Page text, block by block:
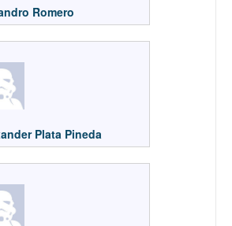
Romero
Plata Pineda